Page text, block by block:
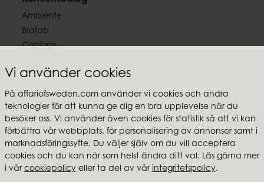
Vi använder cookies
På affariofsweden.com använder vi cookies och andra
teknologier för att kunna ge dig en bra upplevelse när du
besöker oss. Vi använder även cookies för statistik så att vi kan
förbättra vår webbplats, för personalisering av annonser samt i
marknadsföringssyfte. Du väljer själv om du vill acceptera
cookies och du kan när som helst ändra ditt val. Läs gärna mer
i vår cookiepolicyeller ta del av vår integritetspolicy.
Ambiente
Brafab
Conform
MTI
Följ oss
Affari of Sweden